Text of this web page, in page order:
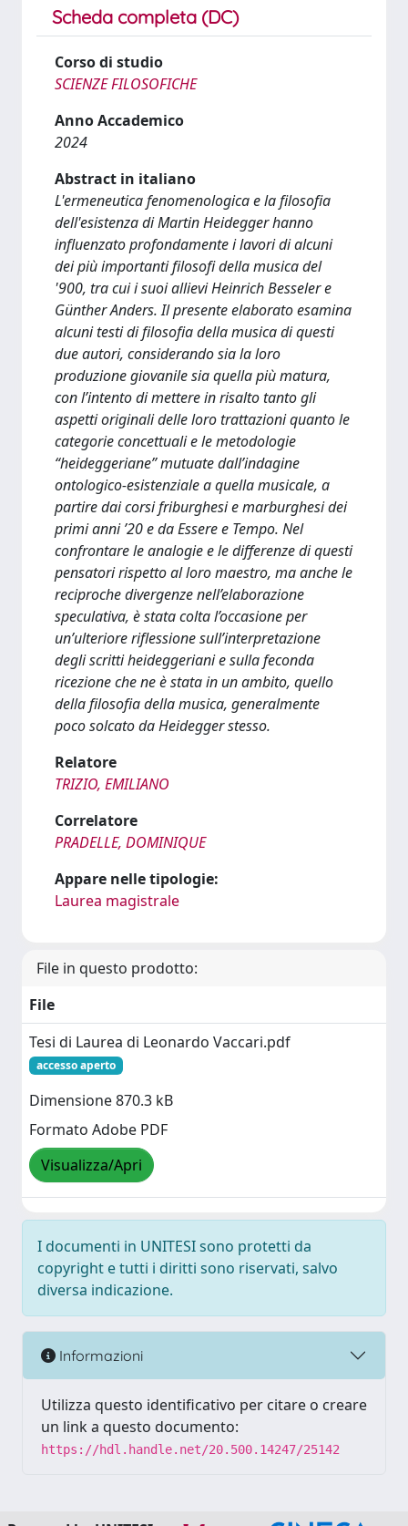
Scheda completa (DC)
Corso di studio
SCIENZE FILOSOFICHE
Anno Accademico
2024
Abstract in italiano
L'ermeneutica fenomenologica e la filosofia
dell'esistenza di Martin Heidegger hanno
influenzato profondamente i lavori di alcuni
dei più importanti filosofi della musica del
'900, tra cui i suoi allievi Heinrich Besseler e
Günther Anders. Il presente elaborato esamina
alcuni testi di filosofia della musica di questi
due autori, considerando sia la loro
produzione giovanile sia quella più matura,
con l’intento di mettere in risalto tanto gli
aspetti originali delle loro trattazioni quanto le
categorie concettuali e le metodologie
“heideggeriane” mutuate dall’indagine
ontologico-esistenziale a quella musicale, a
partire dai corsi friburghesi e marburghesi dei
primi anni ’20 e da Essere e Tempo. Nel
confrontare le analogie e le differenze di questi
pensatori rispetto al loro maestro, ma anche le
reciproche divergenze nell’elaborazione
speculativa, è stata colta l’occasione per
un’ulteriore riflessione sull’interpretazione
degli scritti heideggeriani e sulla feconda
ricezione che ne è stata in un ambito, quello
della filosofia della musica, generalmente
poco solcato da Heidegger stesso.
Relatore
TRIZIO, EMILIANO
Correlatore
PRADELLE, DOMINIQUE
Appare nelle tipologie:
Laurea magistrale
File in questo prodotto:
File
Tesi di Laurea di Leonardo Vaccari.pdf
accesso aperto
Dimensione 870.3 kB
Formato Adobe PDF
Visualizza/Apri
I documenti in UNITESI sono protetti da
copyright e tutti i diritti sono riservati, salvo
diversa indicazione.
Informazioni
Utilizza questo identificativo per citare o creare
un link a questo documento:
https://hdl.handle.net/20.500.14247/25142